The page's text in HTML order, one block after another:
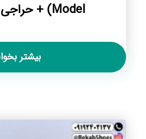
Model) + حراجی بزرگ 1403
بیشتر